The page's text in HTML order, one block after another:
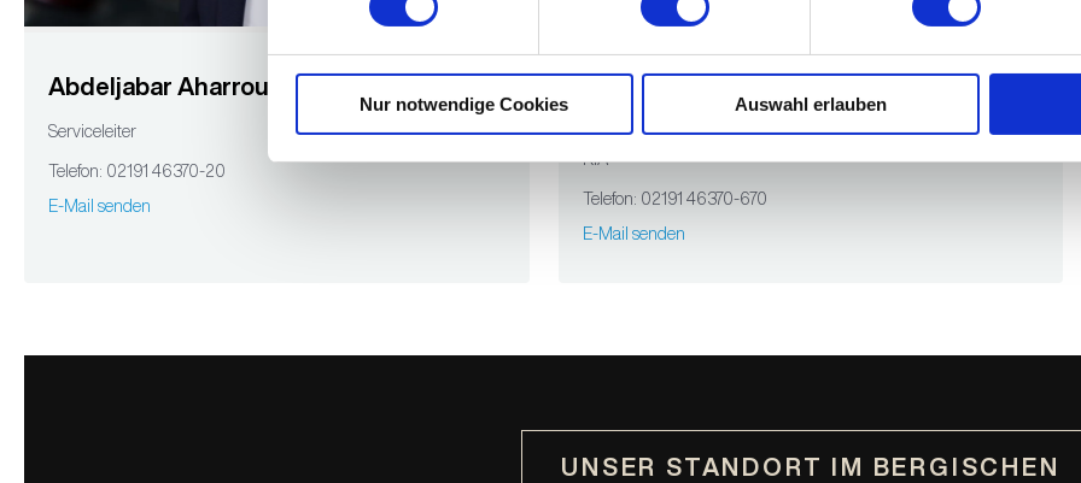
Nur notwendige Cookies Auswahl erlauben
Abdeljabar Aharrou
Serviceleiter
Telefon: 02191 46370-20
E-Mail senden
Serviceleiter
KIA
Telefon: 02191 46370-670
E-Mail senden
UNSER STANDORT IM BERGISCHEN